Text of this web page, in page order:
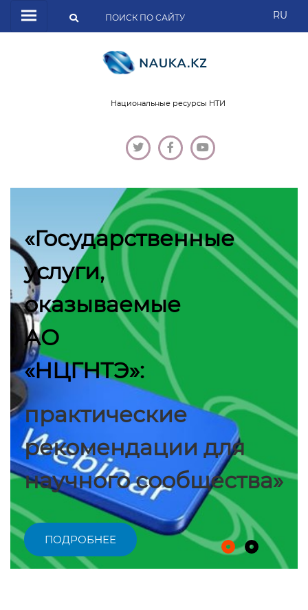
RU
Национальные ресурсы НТИ
«Государственные
услуги,
оказываемые
АО
«НЦГНТЭ»:
практические
рекомендации для
научного сообщества»
ПОДРОБНЕЕ